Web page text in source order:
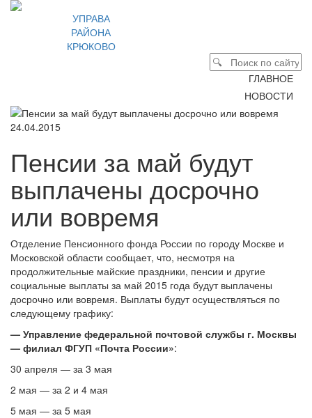
УПРАВА
РАЙОНА
КРЮКОВО
ГЛАВНОЕ
НОВОСТИ
24.04.2015
Пенсии за май будут
выплачены досрочно
или вовремя
Отделение Пенсионного фонда России по городу Москве и
Московской области сообщает, что, несмотря на
продолжительные майские праздники, пенсии и другие
социальные выплаты за май 2015 года будут выплачены
досрочно или вовремя. Выплаты будут осуществляться по
следующему графику:
— Управление федеральной почтовой службы г. Москвы
— филиал ФГУП «Почта России»:
30 апреля — за 3 мая
2 мая — за 2 и 4 мая
5 мая — за 5 мая